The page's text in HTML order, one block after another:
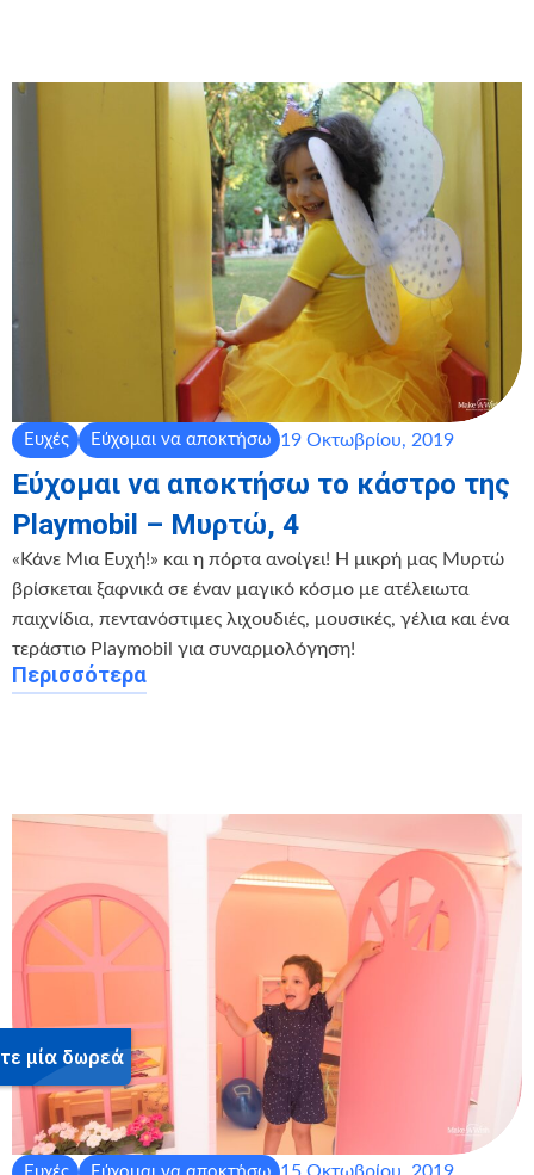
Ευχές Εύχομαι να αποκτήσω 19 Οκτωβρίου, 2019
Εύχομαι να αποκτήσω το κάστρο της
Playmobil – Μυρτώ, 4
«Κάνε Μια Ευχή!» και η πόρτα ανοίγει! Η μικρή μας Μυρτώ
βρίσκεται ξαφνικά σε έναν μαγικό κόσμο με ατέλειωτα
παιχνίδια, πεντανόστιμες λιχουδιές, μουσικές, γέλια και ένα
τεράστιο Playmobil για συναρμολόγηση!
Περισσότερα